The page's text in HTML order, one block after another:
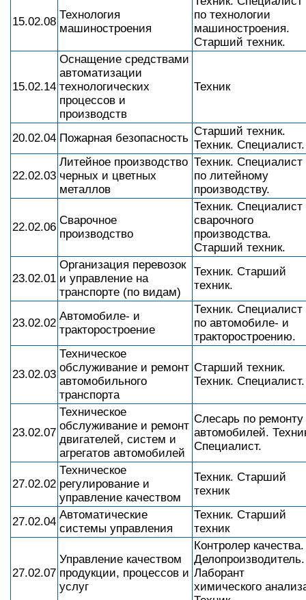
15.02.08
Технология
машиностроения
по технологии
машиностроения.
Старший техник.
15.02.14
Оснащение средствами
автоматизации
технологических
процессов и
производств
Техник
20.02.04 Пожарная безопасность
Старший техник.
Техник. Специалист.
22.02.03
Литейное производство
черных и цветных
металлов
Техник. Специалист
по литейному
производству.
22.02.06
Сварочное
производство
Техник. Специалист
сварочного
производства.
Старший техник.
23.02.01
Организация перевозок
и управление на
транспорте (по видам)
Техник. Старший
техник.
23.02.02
Автомобиле- и
тракторостроение
Техник. Специалист
по автомобиле- и
тракторостроению.
23.02.03
Техническое
обслуживание и ремонт
автомобильного
транспорта
Старший техник.
Техник. Специалист.
23.02.07
Техническое
обслуживание и ремонт
двигателей, систем и
агрегатов автомобилей
Слесарь по ремонту
автомобилей.
Специалист.
27.02.02
Техническое
регулирование и
управление качеством
Техник. Старший
техник
27.02.04
Автоматические
системы управления
Техник. Старший
техник
27.02.07
Управление качеством
продукции, процессов и
услуг
Контролер качества.
Делопроизводитель.
Лаборант
химического